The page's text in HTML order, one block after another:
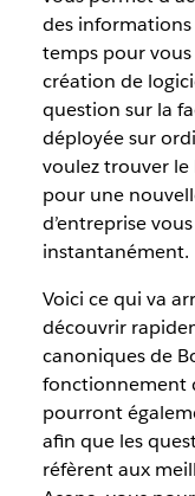
des informations
temps pour
création de
question sur la
déployée sur
voulez trouver
pour une
d’entreprise
instantanément.
Voici ce qui va
découvrir
canoniques de
fonctionnement
pourront
afin que les
réfèrent aux